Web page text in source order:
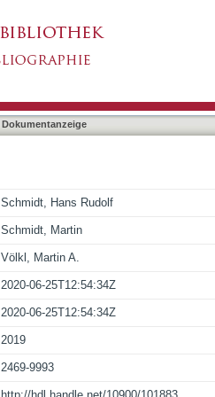
Dokumentanzeige
Schmidt, Hans Rudolf
Schmidt, Martin
Völkl, Martin A.
2020-06-25T12:54:34Z
2020-06-25T12:54:34Z
2019
2469-9993